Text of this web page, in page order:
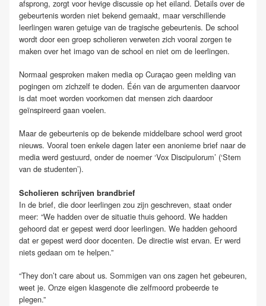
afsprong, zorgt voor hevige discussie op het eiland. Details over de
gebeurtenis worden niet bekend gemaakt, maar verschillende
leerlingen waren getuige van de tragische gebeurtenis. De school
wordt door een groep scholieren verweten zich vooral zorgen te
maken over het imago van de school en niet om de leerlingen.
Normaal gesproken maken media op Curaçao geen melding van
pogingen om zichzelf te doden. Één van de argumenten daarvoor
is dat moet worden voorkomen dat mensen zich daardoor
geïnspireerd gaan voelen.
Maar de gebeurtenis op de bekende middelbare school werd groot
nieuws. Vooral toen enkele dagen later een anonieme brief naar de
media werd gestuurd, onder de noemer ‘Vox Discipulorum’ (‘Stem
van de studenten’).
Scholieren schrijven brandbrief
In de brief, die door leerlingen zou zijn geschreven, staat onder
meer: “We hadden over de situatie thuis gehoord. We hadden
gehoord dat er gepest werd door leerlingen. We hadden gehoord
dat er gepest werd door docenten. De directie wist ervan. Er werd
niets gedaan om te helpen.”
“They don’t care about us. Sommigen van ons zagen het gebeuren,
weet je. Onze eigen klasgenote die zelfmoord probeerde te
plegen.”